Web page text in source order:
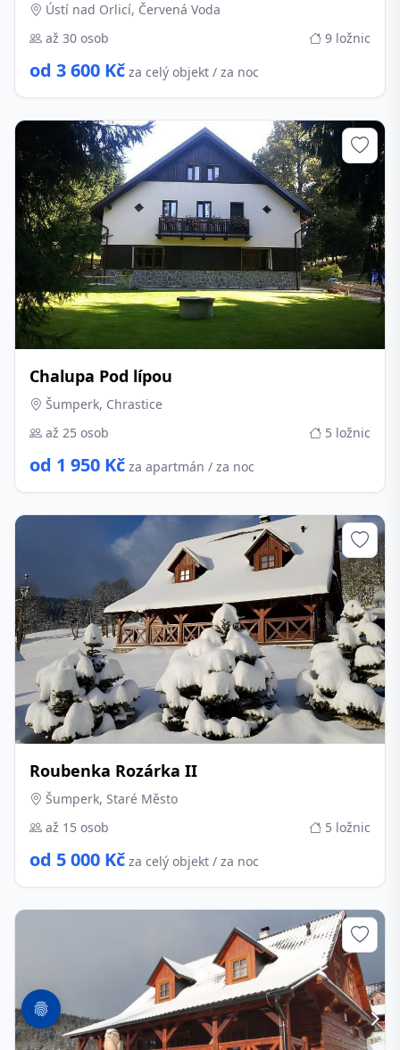
Ústí nad Orlicí, Červená Voda
až 30 osob
9 ložnic
od 3 600 Kč za celý objekt / za noc
Chalupa Pod lípou
Šumperk, Chrastice
až 25 osob
5 ložnic
od 1 950 Kč za apartmán / za noc
Roubenka Rozárka II
Šumperk, Staré Město
až 15 osob
5 ložnic
od 5 000 Kč za celý objekt / za noc